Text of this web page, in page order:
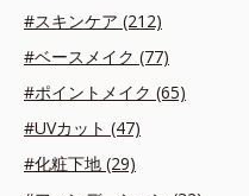
#スキンケア (212)
#ベースメイク (77)
#ポイントメイク (65)
#UVカット (47)
#化粧下地 (29)